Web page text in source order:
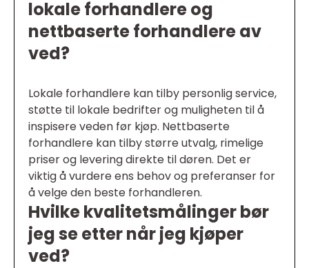
lokale forhandlere og
nettbaserte forhandlere av
ved?
Lokale forhandlere kan tilby personlig service,
støtte til lokale bedrifter og muligheten til å
inspisere veden før kjøp. Nettbaserte
forhandlere kan tilby større utvalg, rimelige
priser og levering direkte til døren. Det er
viktig å vurdere ens behov og preferanser for
å velge den beste forhandleren.
Hvilke kvalitetsmålinger bør
jeg se etter når jeg kjøper
ved?